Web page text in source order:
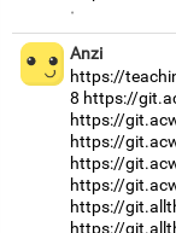
·
Anzi
https://
8 https://
https://
https://
https://
https://
https://
https://